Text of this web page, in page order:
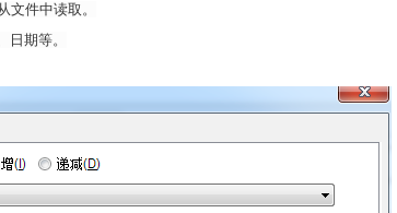
文件中读取。
期等。